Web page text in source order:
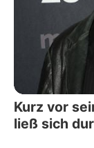
Kurz vor
ließ sich